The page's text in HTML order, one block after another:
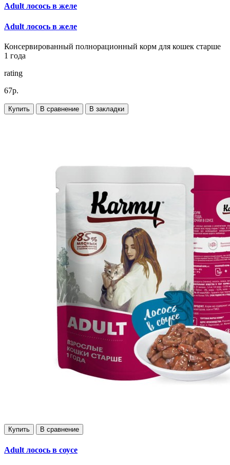
Adult лосось в желе
Adult лосось в желе
Консервированный полнорационный корм для кошек старше
1 года
rating
67р.
Купить В сравнение В закладки
Купить В сравнение
Adult лосось в соусе